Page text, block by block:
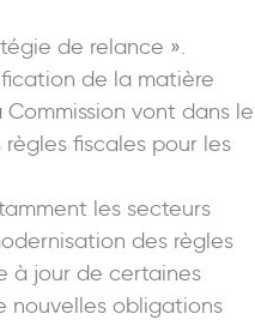
de relance ».
de la matière
vont dans le
règles fiscales pour les
les secteurs
des règles
à jour de certaines
nouvelles obligations